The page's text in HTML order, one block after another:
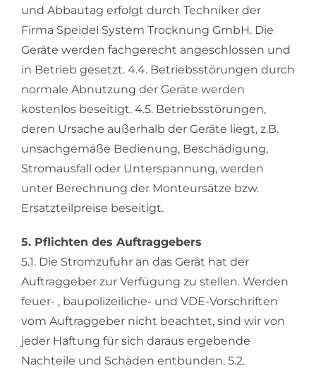
und Abbautag erfolgt durch Techniker der
Firma Speidel System Trocknung GmbH. Die
Geräte werden fachgerecht angeschlossen und
in Betrieb gesetzt. 4.4. Betriebsstörungen durch
normale Abnutzung der Geräte werden
kostenlos beseitigt. 4.5. Betriebsstörungen,
deren Ursache außerhalb der Geräte liegt, z.B.
unsachgemäße Bedienung, Beschädigung,
Stromausfall oder Unterspannung, werden
unter Berechnung der Monteursätze bzw.
Ersatzteilpreise beseitigt.
5. Pflichten des Auftraggebers
5.1. Die Stromzufuhr an das Gerät hat der
Auftraggeber zur Verfügung zu stellen. Werden
feuer- , baupolizeiliche- und VDE-Vorschriften
vom Auftraggeber nicht beachtet, sind wir von
jeder Haftung für sich daraus ergebende
Nachteile und Schäden entbunden. 5.2.